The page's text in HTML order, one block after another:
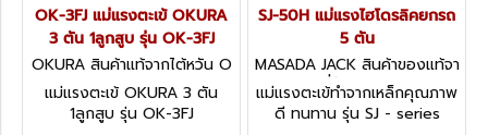
OK-3FJ แม่แรงตะเข้ OKURA
3 ตัน 1ลูกสูบ รุ่น OK-3FJ
OKURA สินค้าแท้จากไต้หวัน O
K-3FJ
แม่แรงตะเข้ OKURA 3 ตัน
1ลูกสูบ รุ่น OK-3FJ
SJ-50H แม่แรงไฮโดรลิคยกรถ
5 ตัน
MASADA JACK สินค้าของแท้จา
กญี่ปุ่น SJ-50H
แม่แรงตะเข้ทำจากเหล็กคุณภาพ
ดี ทนทาน รุ่น SJ - series